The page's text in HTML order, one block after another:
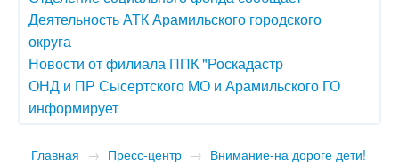
Деятельность АТК Арамильского городского
округа
Новости от филиала ППК "Роскадастр
ОНД и ПР Сысертского МО и Арамильского ГО
информирует
Главная → Пресс-центр → Внимание-на дороге дети!